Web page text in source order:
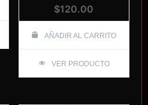
$120.00
AÑADIR AL CARRITO
VER PRODUCTO